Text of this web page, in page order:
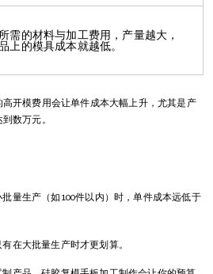
需的材料与加工费用，产量越大，
上的模具成本就越低。
开模费用会让单件成本大幅上升，尤其是产
数万元。
量生产（如100件以内）时，单件成本远低于
在大批量生产时才更划算。